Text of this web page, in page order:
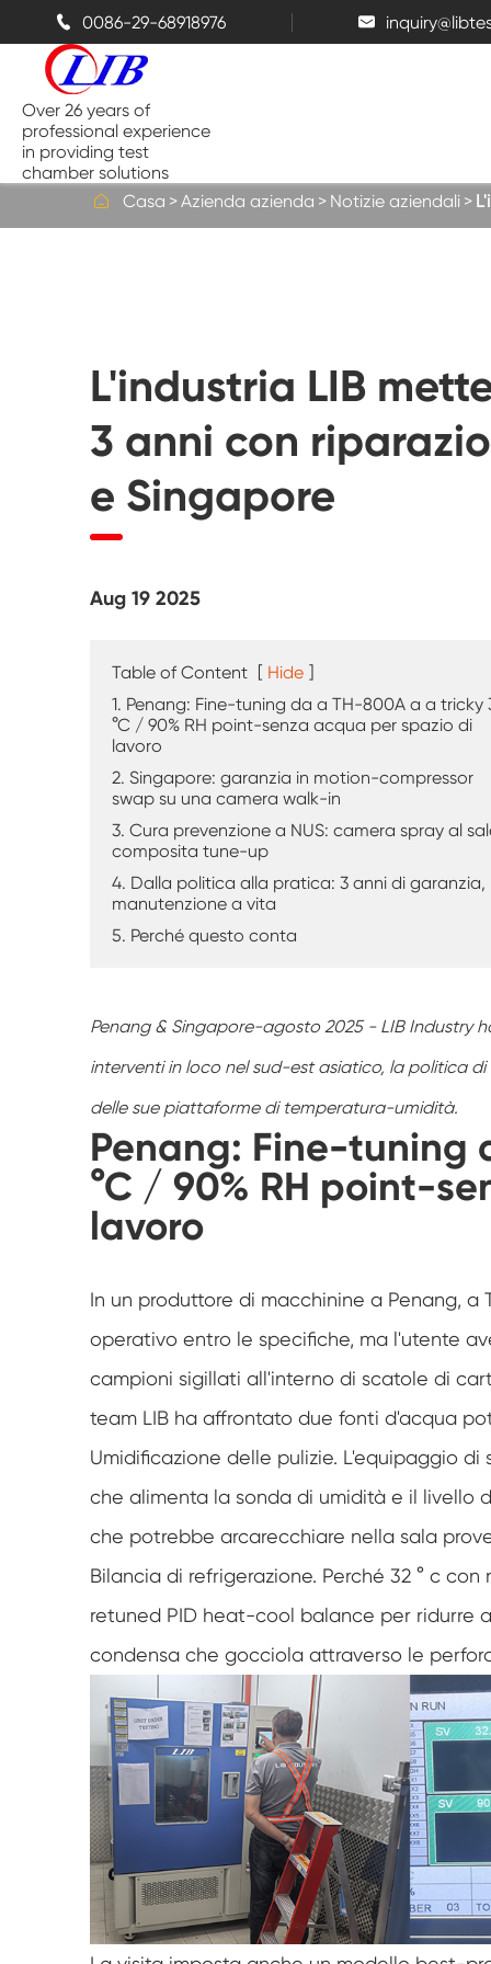
 0086-29-68918976 
Over 26 years of
professional experience
in providing test
chamber solutions
Camere termiche
Camere a spruzzo di sale
Tester di agenti atmosferici UV
Camera di prova della pioggia
Camera Walk-in
Camera di prova speciale
Apparecchiatura di prova IP
 Casa Azienda azienda Notizie aziendali
L'industria LIB
3 anni con
e Singapore
Aug 19 2025
Table of Content [ Hide ]
1. Penang: Fine-tuning da a TH-800A a a tricky
°C / 90% RH point-senza acqua per spazio di
lavoro
2. Singapore: garanzia in motion-compressor
swap su una camera walk-in
3. Cura prevenzione a NUS: camera spray al
composita tune-up
4. Dalla politica alla pratica: 3 anni di garanzia,
manutenzione a vita
5. Perché questo conta
Penang & Singapore-agosto 2025 - LIB Industry
interventi in loco nel sud-est asiatico, la politica
delle sue piattaforme di temperatura-umidità.
Penang: Fine-tuning
°C / 90% RH point-
lavoro
In un produttore di macchinine a Penang, a
operativo entro le specifiche, ma l'utente
campioni sigillati all'interno di scatole di
team LIB ha affrontato due fonti d'acqua
Umidificazione delle pulizie. L'equipaggio
che alimenta la sonda di umidità e il livello
che potrebbe arcarecchiare nella sala
Bilancia di refrigerazione. Perché 32 ° c
retuned PID heat-cool balance per ridurre
condensa che gocciola attraverso le